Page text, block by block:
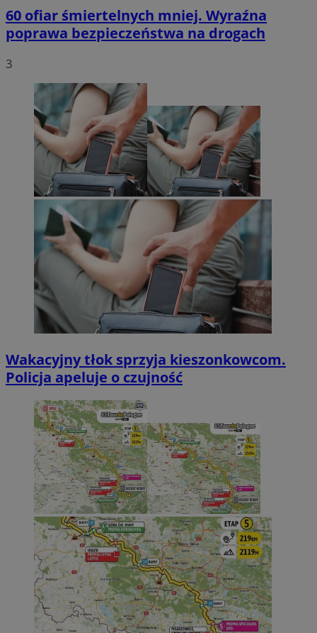
60 ofiar śmiertelnych mniej. Wyraźna
poprawa bezpieczeństwa na drogach
3
Wakacyjny tłok sprzyja kieszonkowcom.
Policja apeluje o czujność